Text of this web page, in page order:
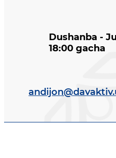
Dushanba -
18:00 gacha